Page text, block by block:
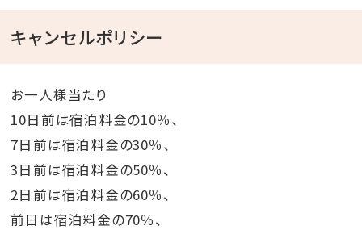
キャンセルポリシー
お一人様当たり
10日前は宿泊料金の10％、
7日前は宿泊料金の30％、
3日前は宿泊料金の50％、
2日前は宿泊料金の60％、
前日は宿泊料金の70％、